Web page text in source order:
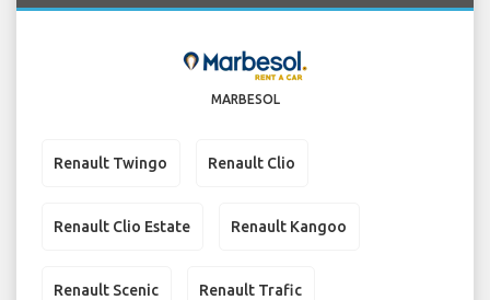
MARBESOL
Renault Twingo Renault Clio
Renault Clio Estate Renault Kangoo
Renault Scenic Renault Trafic